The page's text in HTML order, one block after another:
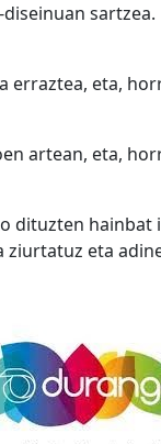
sartzea.
eta,
artean, eta,
dituzten
eta